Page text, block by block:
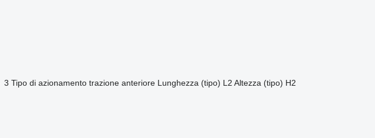
3 Tipo di azionamento trazione anteriore Lunghezza (tipo) L2 Altezza (tipo) H2